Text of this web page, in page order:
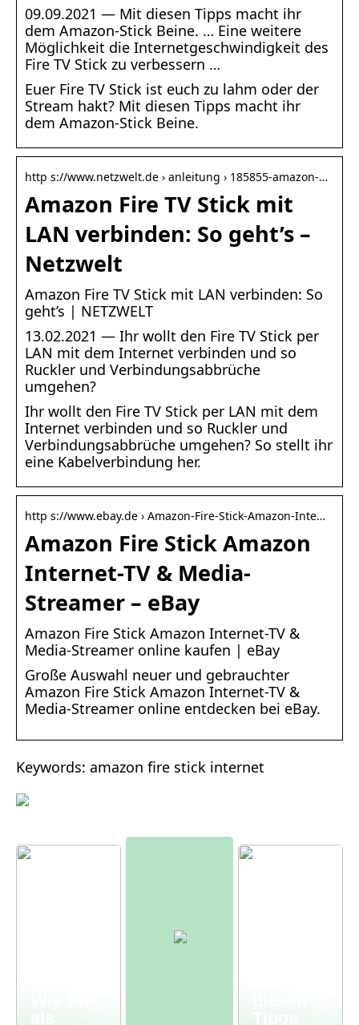
09.09.2021 — Mit diesen Tipps macht ihr
dem Amazon-Stick Beine. … Eine weitere
Möglichkeit die Internetgeschwindigkeit des
Fire TV Stick zu verbessern …
Euer Fire TV Stick ist euch zu lahm oder der
Stream hakt? Mit diesen Tipps macht ihr
dem Amazon-Stick Beine.
http s://www.netzwelt.de › anleitung › 185855-amazon-…
Amazon Fire TV Stick mit
LAN verbinden: So geht’s –
Netzwelt
Amazon Fire TV Stick mit LAN verbinden: So
geht’s | NETZWELT
13.02.2021 — Ihr wollt den Fire TV Stick per
LAN mit dem Internet verbinden und so
Ruckler und Verbindungsabbrüche
umgehen?
Ihr wollt den Fire TV Stick per LAN mit dem
Internet verbinden und so Ruckler und
Verbindungsabbrüche umgehen? So stellt ihr
eine Kabelverbindung her.
http s://www.ebay.de › Amazon-Fire-Stick-Amazon-Inte…
Amazon Fire Stick Amazon
Internet-TV & Media-
Streamer – eBay
Amazon Fire Stick Amazon Internet-TV &
Media-Streamer online kaufen | eBay
Große Auswahl neuer und gebrauchter
Amazon Fire Stick Amazon Internet-TV &
Media-Streamer online entdecken bei eBay.
Keywords: amazon fire stick internet